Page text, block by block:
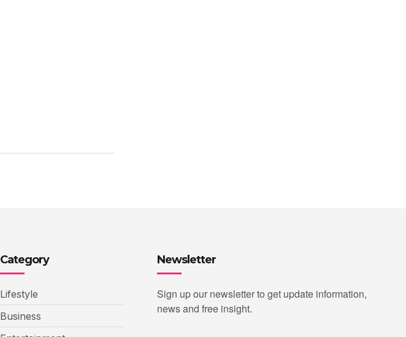
Category
Lifestyle
Business
Newsletter
Sign up our newsletter to get update information,
news and free insight.